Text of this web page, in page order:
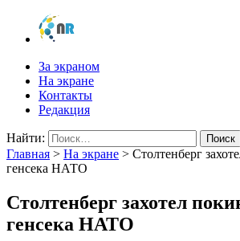
newsroom.su
Новости о новостях
За экраном
На экране
Контакты
Редакция
Найти:
Главная > На экране > Столтенберг
генсека НАТО
Столтенберг захотел
генсека НАТО